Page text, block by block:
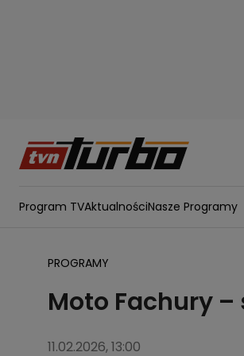
Program TVAktualnościNasze Programy
PROGRAMY
Moto Fachury –
11.02.2026, 13:00